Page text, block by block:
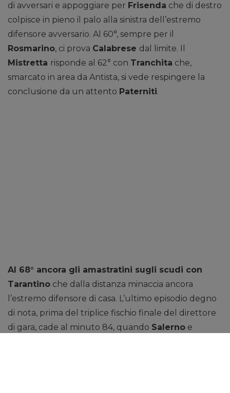
di avversari e appoggiare per Frisenda che di destro
colpisce in pieno il palo alla sinistra dell’estremo
difensore avversario. Al 60°, sempre per il
Rosmarino, ci prova Calabrese dal limite. Il
Mistretta risponde al 62° con Tranchita che,
smarcato in area da Antista, si vede respingere la
conclusione da un attento Paterniti.
Al 68° ancora gli amastratini sugli scudi con
Tarantino che dalla distanza minaccia ancora
l’estremo difensore di casa. L’ultimo episodio degno
di nota, prima del triplice fischio finale del direttore
di gara, cade al minuto 84, quando Salerno e